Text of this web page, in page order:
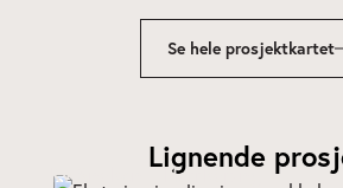
Se hele prosjektkartet
Lignende
Kv Snoken – Norrköping